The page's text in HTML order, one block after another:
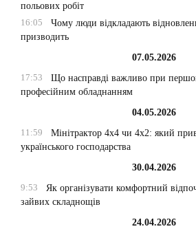
польових робіт
16:05
Чому люди відкладають
призводить
07.05.2026
17:53
Що насправді важливо при
професійним обладнанням
04.05.2026
11:59
Мінітрактор 4х4 чи 4х2: який
українського господарства
30.04.2026
9:53
Як організувати комфортний
зайвих складнощів
24.04.2026